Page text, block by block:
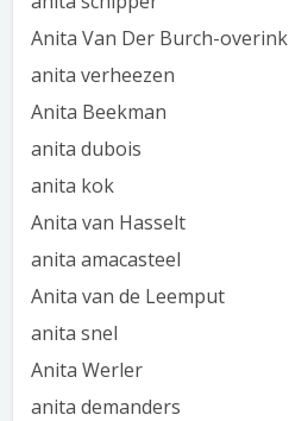
Anita Van Der Burch-overink
anita verheezen
Anita Beekman
anita dubois
anita kok
Anita van Hasselt
anita amacasteel
Anita van de Leemput
anita snel
Anita Werler
anita demanders